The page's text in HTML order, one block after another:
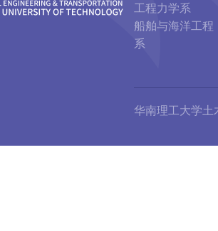
工程力学系
船舶与海洋工程
系
华南理工大学土